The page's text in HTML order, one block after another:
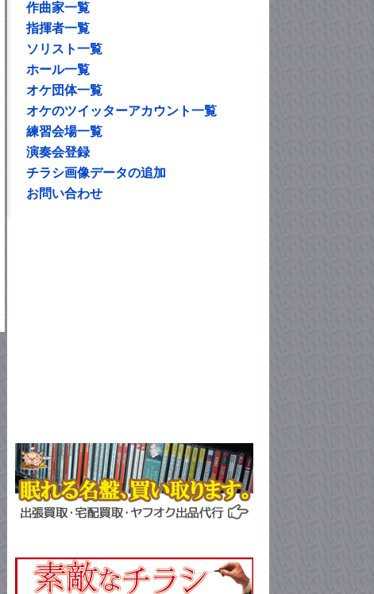
作曲家一覧
指揮者一覧
ソリスト一覧
ホール一覧
オケ団体一覧
オケのツイッターアカウント一覧
練習会場一覧
演奏会登録
チラシ画像データの追加
お問い合わせ